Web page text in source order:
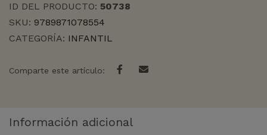
ID DEL PRODUCTO: 50738
SKU: 9789871078554
CATEGORÍA: INFANTIL
Comparte este artículo:
Información adicional